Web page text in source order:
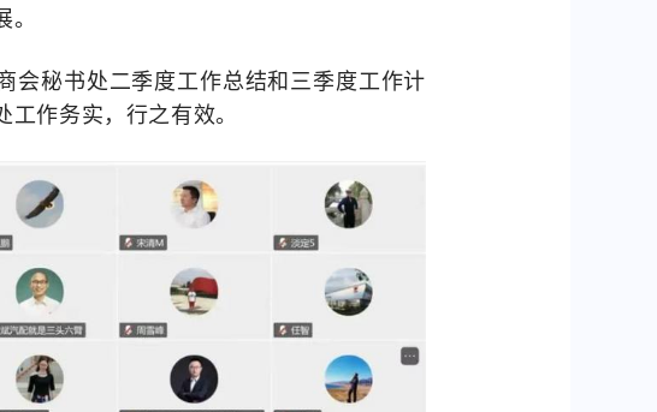
会秘书处二季度工作总结和三季度工作计
作务实，行之有效。